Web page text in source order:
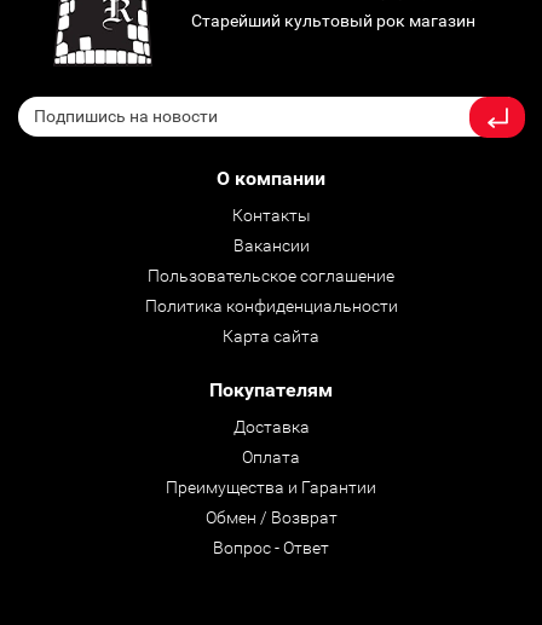
Старейший культовый рок магазин
О компании
Контакты
Вакансии
Пользовательское соглашение
Политика конфиденциальности
Карта сайта
Покупателям
Доставка
Оплата
Преимущества и Гарантии
Обмен / Возврат
Вопрос - Ответ